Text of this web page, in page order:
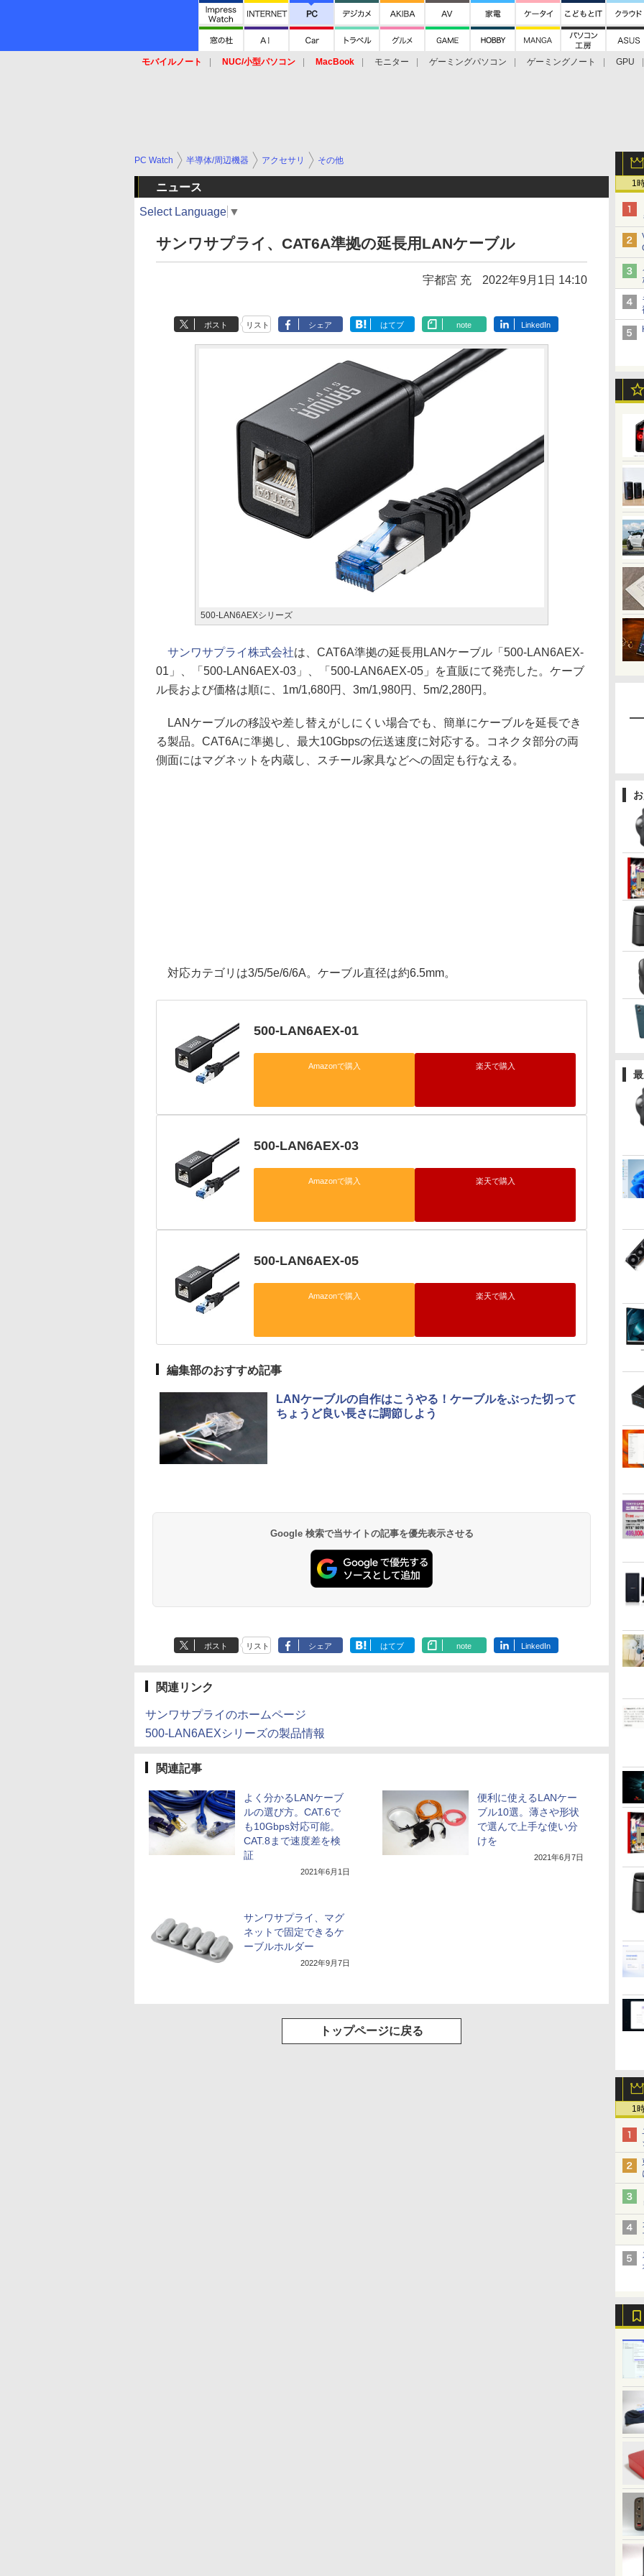
モバイルノート NUC/小型パソコン MacBook モニター ゲーミングパソコン ゲーミングノート
GPU
1
1
PC Watch 半導体/周辺機器 アクセサリ その他
ニュース
Select Language ▼
サンワサプライ、CAT6A準拠の延長用LANケーブル
宇都宮 充 2022年9月1日 14:10
ポスト リスト シェア はてブ note LinkedIn
500-LAN6AEXシリーズ
サンワサプライ株式会社は、CAT6A準拠の延長用LANケーブル「500-LAN6AEX-
01」、「500-LAN6AEX-03」、「500-LAN6AEX-05」を直販にて発売した。ケーブ
ル長および価格は順に、1m/1,680円、3m/1,980円、5m/2,280円。
LANケーブルの移設や差し替えがしにくい場合でも、簡単にケーブルを延長でき
る製品。CAT6Aに準拠し、最大10Gbpsの伝送速度に対応する。コネクタ部分の両
側面にはマグネットを内蔵し、スチール家具などへの固定も行なえる。
対応カテゴリは3/5/5e/6/6A。ケーブル直径は約6.5mm。
500-LAN6AEX-01
Amazonで購入 楽天で購入
500-LAN6AEX-03
Amazonで購入 楽天で購入
500-LAN6AEX-05
Amazonで購入 楽天で購入
編集部のおすすめ記事
LANケーブルの自作はこうやる！ケーブルをぶった切って
ちょうど良い長さに調節しよう
Google 検索で当サイトの記事を優先表示させる
ポスト リスト シェア はてブ note LinkedIn
関連リンク
サンワサプライのホームページ
500-LAN6AEXシリーズの製品情報
関連記事
よく分かるLANケーブ
ルの選び方。CAT.6で
も10Gbps対応可能。
CAT.8まで速度差を検
証
2021年6月1日
便利に使えるLANケー
ブル10選。薄さや形状
で選んで上手な使い分
けを
2021年6月7日
サンワサプライ、マグ
ネットで固定できるケ
ーブルホルダー
2022年9月7日
トップページに戻る